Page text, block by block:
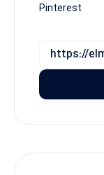
Pinterest